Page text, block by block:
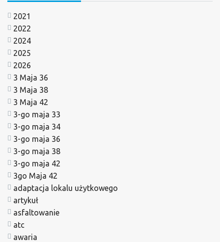
2021
2022
2024
2025
2026
3 Maja 36
3 Maja 38
3 Maja 42
3-go maja 33
3-go maja 34
3-go maja 36
3-go maja 38
3-go maja 42
3go Maja 42
adaptacja lokalu użytkowego
artykuł
asfaltowanie
atc
awaria